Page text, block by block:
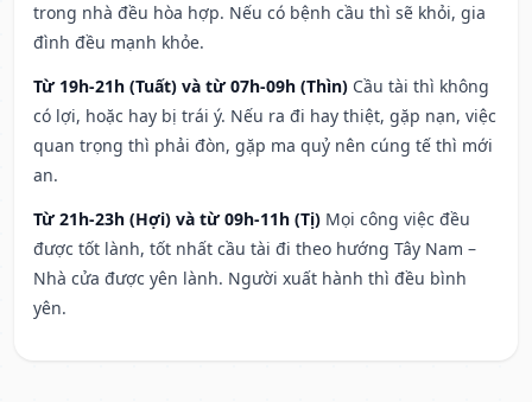
trong nhà đều hòa hợp. Nếu có bệnh cầu thì sẽ khỏi, gia
đình đều mạnh khỏe.
Từ 19h-21h (Tuất) và từ 07h-09h (Thìn) Cầu tài thì không
có lợi, hoặc hay bị trái ý. Nếu ra đi hay thiệt, gặp nạn, việc
quan trọng thì phải đòn, gặp ma quỷ nên cúng tế thì mới
an.
Từ 21h-23h (Hợi) và từ 09h-11h (Tị) Mọi công việc đều
được tốt lành, tốt nhất cầu tài đi theo hướng Tây Nam –
Nhà cửa được yên lành. Người xuất hành thì đều bình
yên.